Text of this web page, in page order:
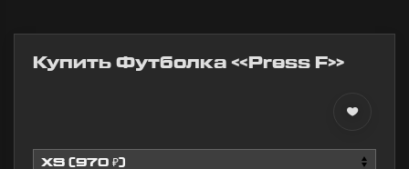
Купить Футболка «Press F»